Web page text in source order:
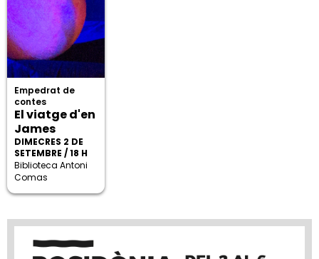
Empedrat de
contes
El viatge d'en
James
DIMECRES 2 DE
SETEMBRE / 18 H
Biblioteca Antoni
Comas